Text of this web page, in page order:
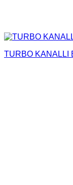
TURBO KANALLI